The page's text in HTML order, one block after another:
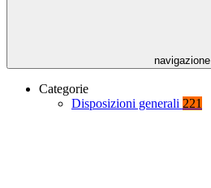
navigazione
Categorie
Disposizioni generali 221